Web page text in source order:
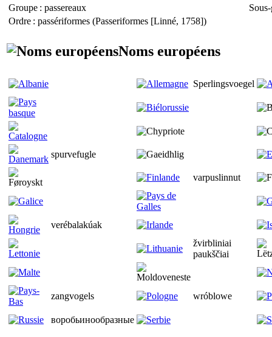
Groupe : passereaux
Ordre : passériformes (Passeriformes [Linné, 1758])
Noms européens
Sperlingsvoegel
spurvefugle
varpuslinnut
verébalakúak
žvirbliniai
paukščiai
zangvogels wróblowe
воробьинообразные